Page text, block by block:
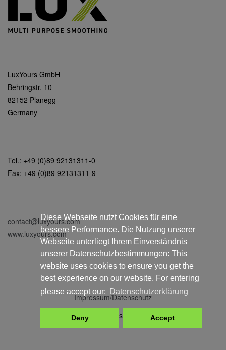
LuxYours GmbH
Behringstr. 10
82152 Planegg
Germany
Tel.: +49 (0)89 92131311-0
Fax: +49 (0)89 92131311-9
contact@luxyours.com
www.luxyours.com
Impressum/Datenschutz
© LuxYours 2025
Diese Webseite nutzt Cookies für eine
bessere Performance. Die Nutzung unserer
Webseite unterliegt Ihrem Einverständnis
unserer Datenschutzbestimmungen: This
website uses cookies to ensure you get the
best experience on our website. For entering
please accept our:
Datenschutzerklärung
Deny Accept